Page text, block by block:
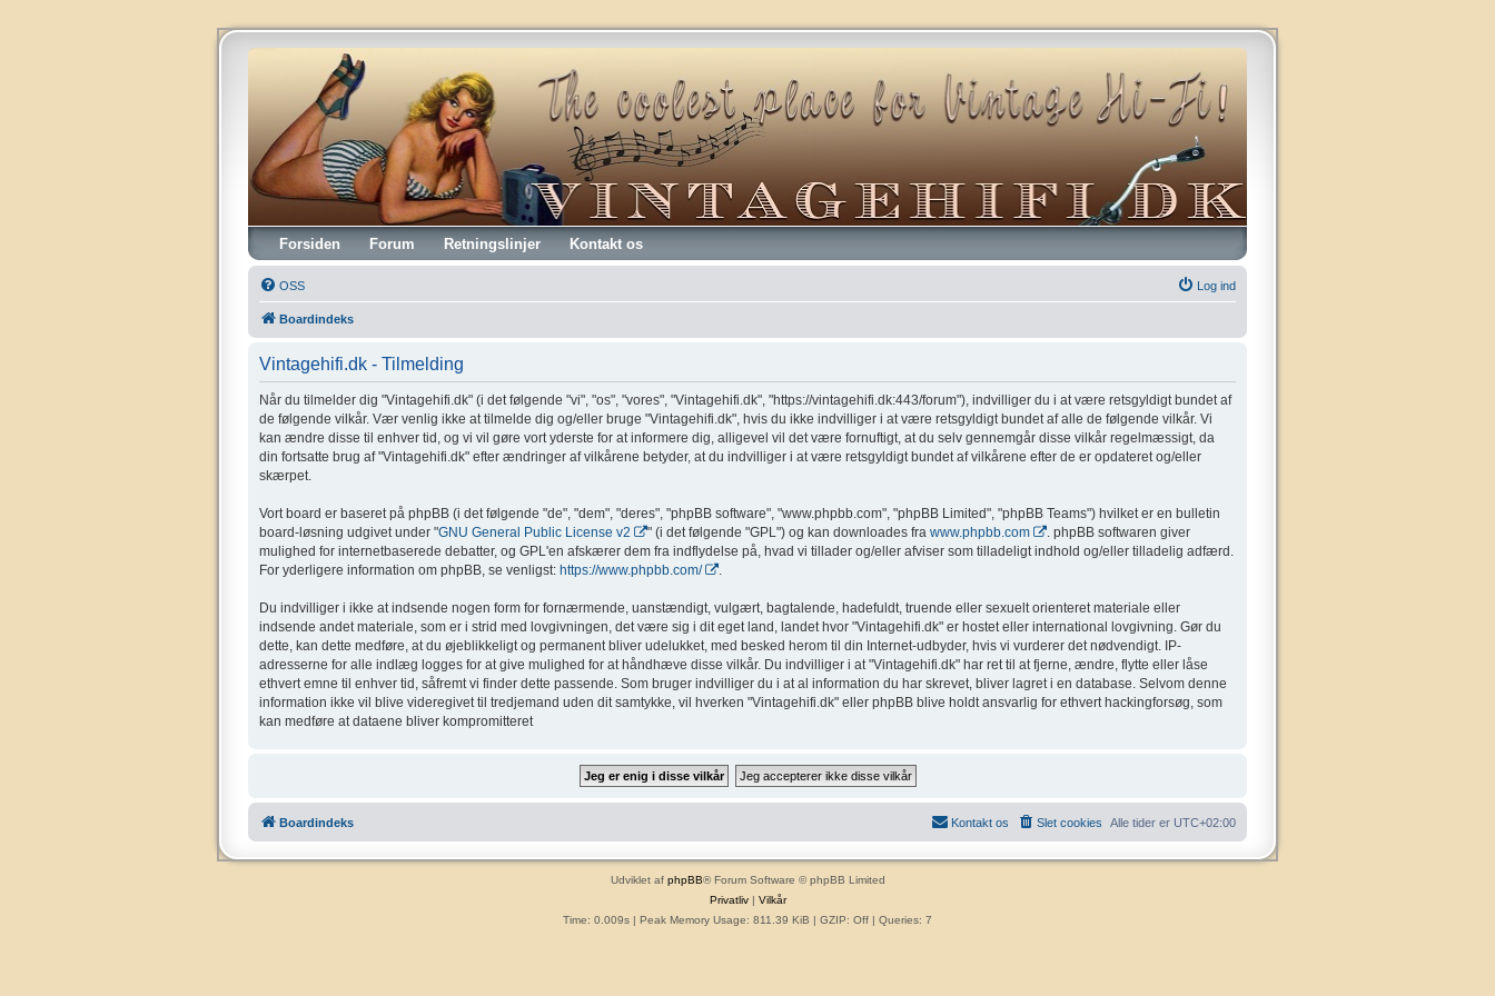
Vintagehifi.dk
Forsiden Forum Retningslinjer Kontakt os
OSS Log ind
Boardindeks
Vintagehifi.dk - Tilmelding
Når du tilmelder dig "Vintagehifi.dk" (i det følgende "vi", "os", "vores", "Vintagehifi.dk", "https://vintagehifi.dk:443/forum"), indvilliger du i at være retsgyldigt bundet af
de følgende vilkår. Vær venlig ikke at tilmelde dig og/eller bruge "Vintagehifi.dk", hvis du ikke indvilliger i at være retsgyldigt bundet af alle de følgende vilkår. Vi
kan ændre disse til enhver tid, og vi vil gøre vort yderste for at informere dig, alligevel vil det være fornuftigt, at du selv gennemgår disse vilkår regelmæssigt, da
din fortsatte brug af "Vintagehifi.dk" efter ændringer af vilkårene betyder, at du indvilliger i at være retsgyldigt bundet af vilkårene efter de er opdateret og/eller
skærpet.
Vort board er baseret på phpBB (i det følgende "de", "dem", "deres", "phpBB software", "www.phpbb.com", "phpBB Limited", "phpBB Teams") hvilket er en bulletin
board-løsning udgivet under "GNU General Public License v2 " (i det følgende "GPL") og kan downloades fra www.phpbb.com
. phpBB softwaren giver
mulighed for internetbaserede debatter, og GPL'en afskærer dem fra indflydelse på, hvad vi tillader og/eller afviser som tilladeligt indhold og/eller tilladelig adfærd.
For yderligere information om phpBB, se venligst: https://www.phpbb.com/ .
Du indvilliger i ikke at indsende nogen form for fornærmende, uanstændigt, vulgært, bagtalende, hadefuldt, truende eller sexuelt orienteret materiale eller
indsende andet materiale, som er i strid med lovgivningen, det være sig i dit eget land, landet hvor "Vintagehifi.dk" er hostet eller international lovgivning. Gør du
dette, kan dette medføre, at du øjeblikkeligt og permanent bliver udelukket, med besked herom til din Internet-udbyder, hvis vi vurderer det nødvendigt. IP-
adresserne for alle indlæg logges for at give mulighed for at håndhæve disse vilkår. Du indvilliger i at "Vintagehifi.dk" har ret til at fjerne, ændre, flytte eller låse
ethvert emne til enhver tid, såfremt vi finder dette passende. Som bruger indvilliger du i at al information du har skrevet, bliver lagret i en database. Selvom denne
information ikke vil blive videregivet til tredjemand uden dit samtykke, vil hverken "Vintagehifi.dk" eller phpBB blive holdt ansvarlig for ethvert hackingforsøg, som
kan medføre at dataene bliver kompromitteret
Boardindeks Alle tider er UTC+02:00
Slet cookies
Kontakt os
Udviklet af phpBB® Forum Software © phpBB Limited
Privatliv| Vilkår
Time: 0.009s | Peak Memory Usage: 811.39 KiB | GZIP: Off | Queries: 7